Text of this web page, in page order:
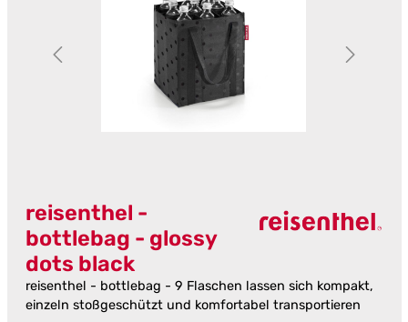
reisenthel -
bottlebag - glossy
dots black
reisenthel - bottlebag - 9 Flaschen lassen sich kompakt,
einzeln stoßgeschützt und komfortabel transportieren